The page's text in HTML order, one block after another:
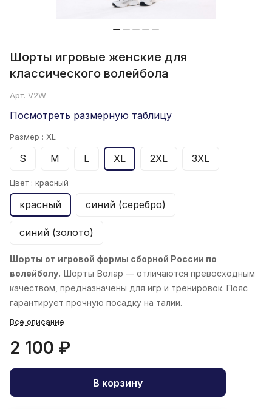
Шорты игровые женские для
классического волейбола
Арт. V2W
Посмотреть размерную таблицу
Размер : XL
S M L XL 2XL 3XL
Цвет : красный
красный синий (серебро)
синий (золото)
Шорты от игровой формы сборной России по
волейболу. Шорты Волар — отличаются превосходным
качеством, предназначены для игр и тренировок. Пояс
гарантирует прочную посадку на талии.
Все описание
2 100 ₽
В корзину